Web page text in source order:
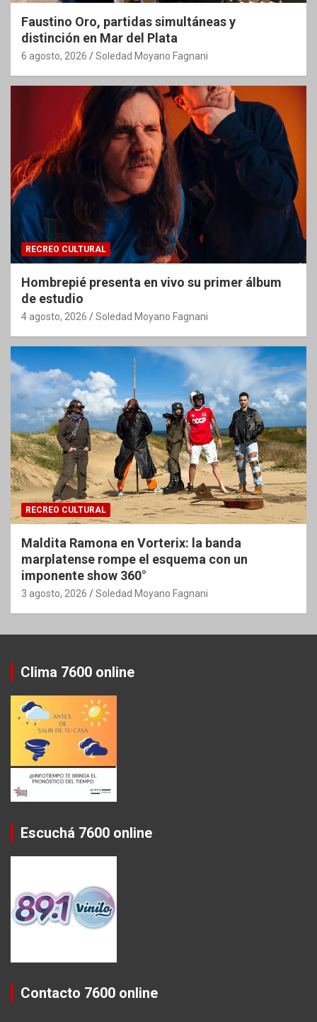
Faustino Oro, partidas simultáneas y
distinción en Mar del Plata
6 agosto, 2026 Soledad Moyano Fagnani
RECREO CULTURAL
Hombrepié presenta en vivo su primer álbum
de estudio
4 agosto, 2026 Soledad Moyano Fagnani
RECREO CULTURAL
Maldita Ramona en Vorterix: la banda
marplatense rompe el esquema con un
imponente show 360°
3 agosto, 2026 Soledad Moyano Fagnani
Clima 7600 online
Escuchá 7600 online
Contacto 7600 online